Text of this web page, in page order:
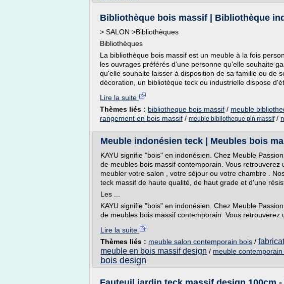
Bibliothèque bois massif | Bibliothèque
> SALON >Bibliothèques
Bibliothèques
La bibliothèque bois massif est un meuble à la fois
les ouvrages préférés d'une personne qu'elle souhaite
qu'elle souhaite laisser à disposition de sa famille ou de
décoration, un bibliotèque teck ou industrielle dispose
Lire la suite
Thèmes liés : bibliotheque bois massif / meuble
rangement en bois massif / meuble bibliotheque pin massif/
Meuble indonésien teck | Meubles bois
KAYU signifie "bois" en indonésien. Chez Meuble
de meubles bois massif contemporain. Vous
meubler votre salon , votre séjour ou votre chambre .
teck massif de haute qualité, de haut grade et d'une
Les ...
KAYU signifie "bois" en indonésien. Chez Meuble
de meubles bois massif contemporain. Vous retrouverez
Lire la suite
Thèmes liés : meuble salon contemporain bois /
meuble en bois massif design / meuble
bois design